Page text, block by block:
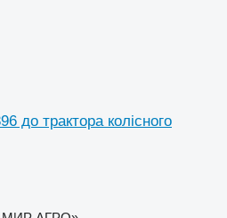
до трактора колісного